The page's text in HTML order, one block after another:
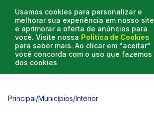
Usamos cookies para personalizar e
melhorar sua experiência em nosso site
e aprimorar a oferta de anúncios para
você. Visite nossa Política de Cookies
para saber mais. Ao clicar em "aceitar"
você concorda com o uso que fazemos
dos cookies
Entrevistas
Principal/Municípios/Interior